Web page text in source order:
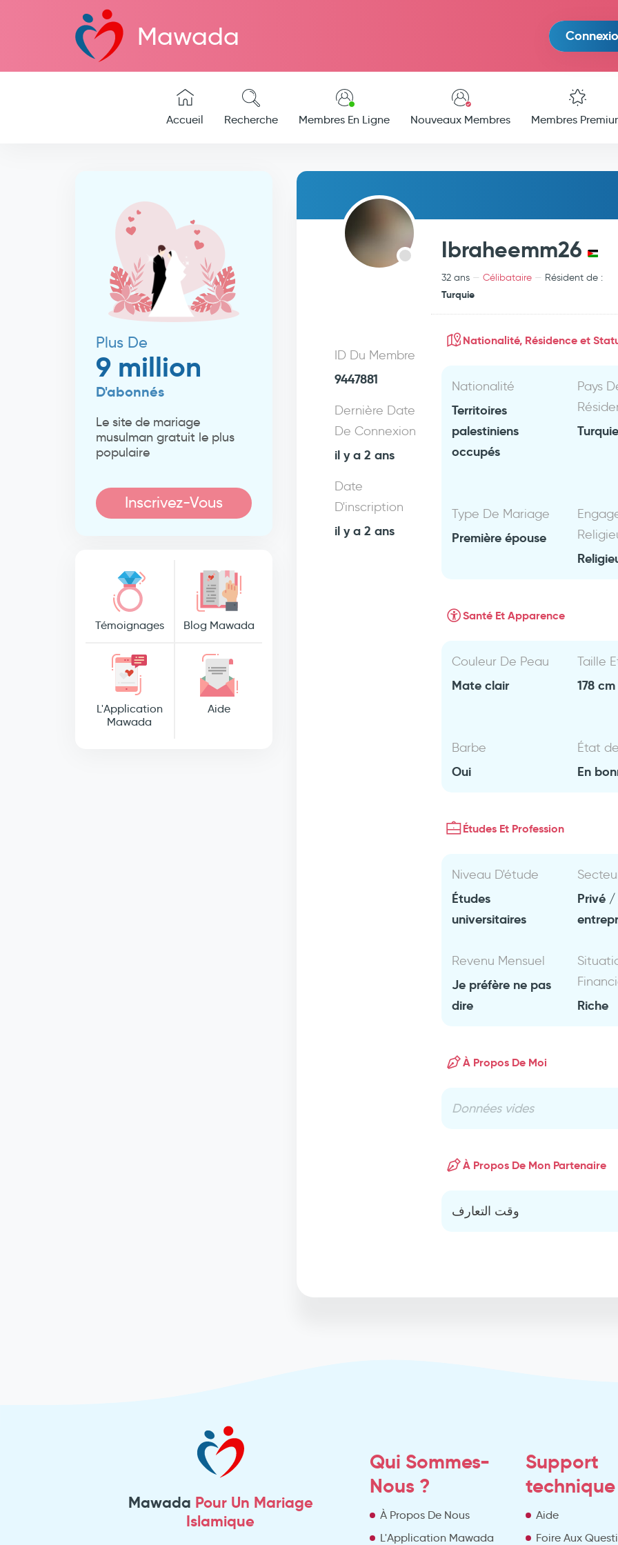
Mawada
Accueil Recherche Membres En Ligne Nouveaux Membres Membres
Plus De
9 million
D'abonnés
Le site de mariage
musulman gratuit le plus
populaire
Inscrivez-Vous
Témoignages Blog Mawada
L'Application
Mawada
Aide
Ibraheemm26
32 ans Célibataire Résident de :
Turquie
ID Du Membre
9447881
Dernière Date
De Connexion
il y a 2 ans
Date
D'inscription
il y a 2 ans
Nationalité, Résidence et
Nationalité
Territoires
palestiniens
occupés
Pays
Turquie
Type De Mariage
Première épouse
Santé Et Apparence
Couleur De Peau
Mate clair
Taille
178
Barbe
Oui
État
En
Études Et Profession
Niveau D'étude
Études
universitaires
Privé
Revenu Mensuel
Je préfère ne pas
dire
Riche
À Propos De Moi
Données vides
À Propos De Mon Partenaire
وقت التعارف
Mawada Pour Un Mariage
Islamique
Qui Sommes-
Nous ?
À Propos De Nous
L'Application Mawada
Support
technique
Aide
Foire Aux